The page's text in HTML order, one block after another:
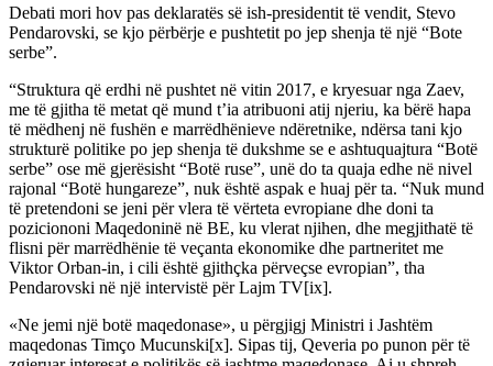
Debati mori hov pas deklaratës së ish-presidentit të vendit, Stevo
Pendarovski, se kjo përbërje e pushtetit po jep shenja të një “Bote
serbe”.
“Struktura që erdhi në pushtet në vitin 2017, e kryesuar nga Zaev,
me të gjitha të metat që mund t’ia atribuoni atij njeriu, ka bërë hapa
të mëdhenj në fushën e marrëdhënieve ndëretnike, ndërsa tani kjo
strukturë politike po jep shenja të dukshme se e ashtuquajtura “Botë
serbe” ose më gjerësisht “Botë ruse”, unë do ta quaja edhe në nivel
rajonal “Botë hungareze”, nuk është aspak e huaj për ta. “Nuk mund
të pretendoni se jeni për vlera të vërteta evropiane dhe doni ta
poziciononi Maqedoninë në BE, ku vlerat njihen, dhe megjithatë të
flisni për marrëdhënie të veçanta ekonomike dhe partneritet me
Viktor Orban-in, i cili është gjithçka përveçse evropian”, tha
Pendarovski në një intervistë për Lajm TV[ix].
«Ne jemi një botë maqedonase», u përgjigj Ministri i Jashtëm
maqedonas Timço Mucunski[x]. Sipas tij, Qeveria po punon për të